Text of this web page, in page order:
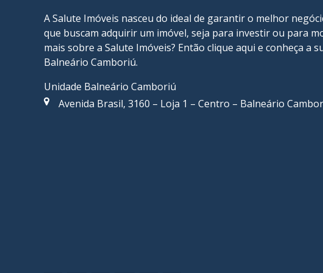
A Salute Imóveis nasceu do ideal de garantir o melhor
que buscam adquirir um imóvel, seja para investir ou para
mais sobre a Salute Imóveis? Então clique aqui e conheça a
Balneário Camboriú.
Unidade Balneário Camboriú
Avenida Brasil, 3160 – Loja 1 – Centro – Balneário